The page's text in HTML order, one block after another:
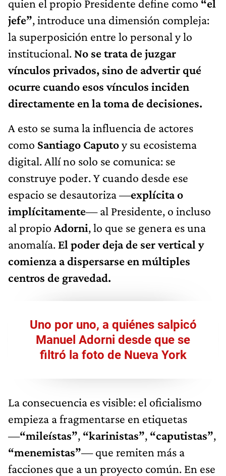
quien el propio Presidente define como “el
jefe”, introduce una dimensión compleja:
la superposición entre lo personal y lo
institucional. No se trata de juzgar
vínculos privados, sino de advertir qué
ocurre cuando esos vínculos inciden
directamente en la toma de decisiones.
A esto se suma la influencia de actores
como Santiago Caputoy su ecosistema
digital. Allí no solo se comunica: se
construye poder. Y cuando desde ese
espacio se desautoriza —explícita o
implícitamente— al Presidente, o incluso
al propio Adorni, lo que se genera es una
anomalía. El poder deja de ser vertical y
comienza a dispersarse en múltiples
centros de gravedad.
Uno por uno, a quiénes salpicó
Manuel Adorni desde que se
filtró la foto de Nueva York
La consecuencia es visible: el oficialismo
empieza a fragmentarse en etiquetas
—“mileístas”, “karinistas”, “caputistas”,
“menemistas”— que remiten más a
facciones que a un proyecto común. En ese